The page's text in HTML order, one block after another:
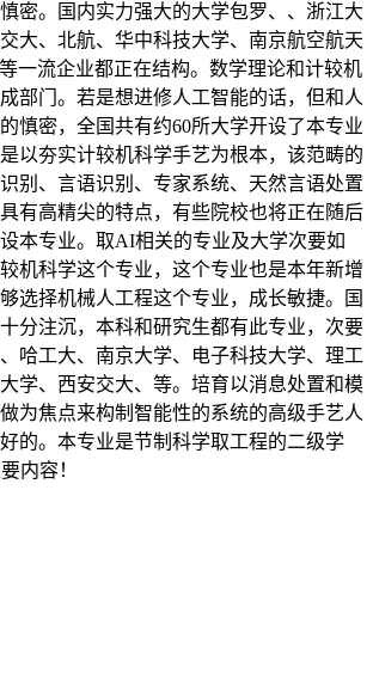
密。国内实力强大的大学包罗、、浙江大
大、北航、华中科技大学、南京航空航天
一流企业都正在结构。数学理论和计较机
部门。若是想进修人工智能的话，但和人
慎密，全国共有约60所大学开设了本专业
以夯实计较机科学手艺为根本，该范畴的
别、言语识别、专家系统、天然言语处置
有高精尖的特点，有些院校也将正在随后
本专业。取AI相关的专业及大学次要如
机科学这个专业，这个专业也是本年新增
选择机械人工程这个专业，成长敏捷。国
分注沉，本科和研究生都有此专业，次要
哈工大、南京大学、电子科技大学、理工
学、西安交大、等。培育以消息处置和模
为焦点来构制智能性的系统的高级手艺人
的。本专业是节制科学取工程的二级学
内容！